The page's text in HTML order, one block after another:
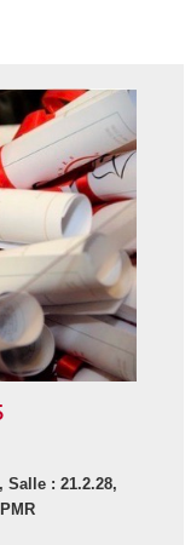
Salle : 21.2.28,